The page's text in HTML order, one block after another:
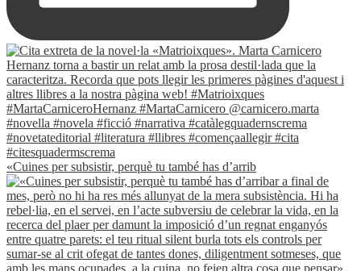
«Cuines per subsistir, perquè tu també has d’arrib